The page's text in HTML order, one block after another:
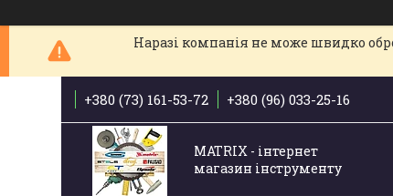
Наразі компанія не може швидко
+380 (73) 161-53-72 +380 (96) 033-25-16
MATRIX - інтернет
магазин інструменту